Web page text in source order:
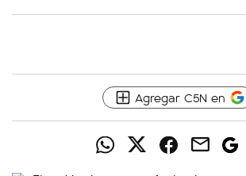
Agregar C5N en